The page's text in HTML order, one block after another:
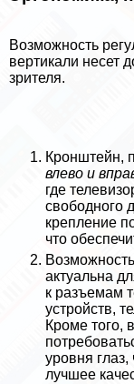
Возможность
вертикали несет
зрителя.
Кронштейн,
влево и
где
свободного
крепление
что
Возможность
актуальна
к разъемам
устройств,
Кроме того,
уровня
лучшее